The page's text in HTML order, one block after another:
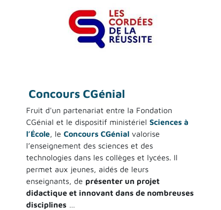
Concours CGénial
Fruit d'un partenariat entre la Fondation
CGénial et le dispositif ministériel Sciences à
l’École, le Concours CGénialvalorise
l’enseignement des sciences et des
technologies dans les collèges et lycées. Il
permet aux jeunes, aidés de leurs
enseignants, de présenter un projet
didactique et innovant dans de nombreuses
disciplines …